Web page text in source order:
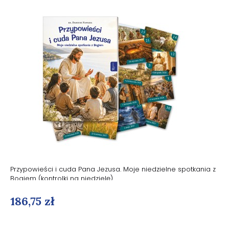
Przypowieści i cuda Pana Jezusa. Moje niedzielne spotkania z
Bogiem (kontrolki na niedzielę)
186,75 zł